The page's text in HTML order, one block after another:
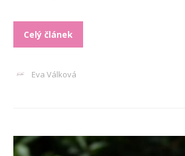
Celý článek
Eva Válková